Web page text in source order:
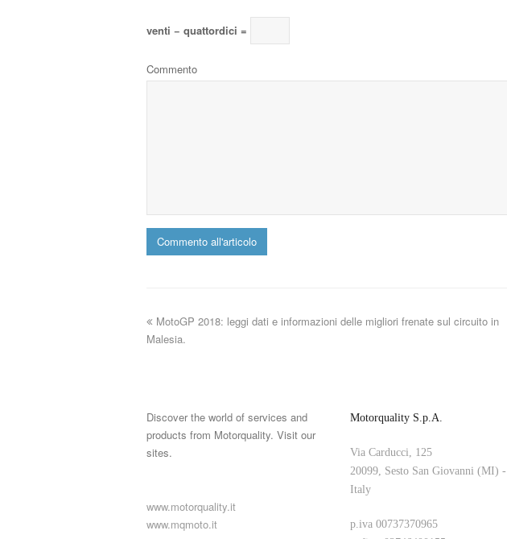
venti − quattordici =
Commento
MotoGP 2018: leggi dati e informazioni delle migliori frenate sul circuito in
Malesia.
Discover the world of services and
products from Motorquality. Visit our
sites.
www.motorquality.it
www.mqmoto.it
Motorquality S.p.A.
Via Carducci, 125
20099, Sesto San Giovanni (MI) -
Italy
p.iva 00737370965